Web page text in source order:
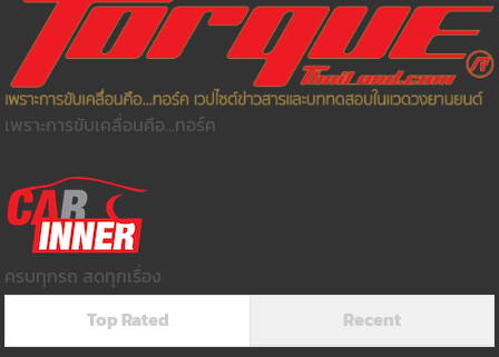
เพราะการขับเคลื่อนคือ...ทอร์ค
ครบทุกรถ สดทุกเรื่อง
Top Rated
Recent